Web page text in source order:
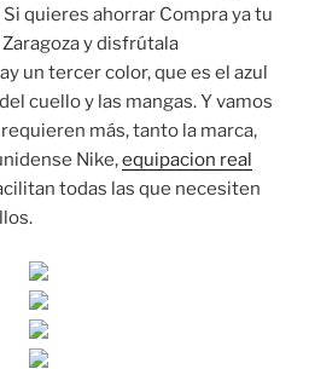
quieres ahorrar Compra ya tu
y disfrútala
un tercer color, que es el azul
cuello y las mangas. Y vamos
más, tanto la marca,
Nike,equipacion real
todas las que necesiten